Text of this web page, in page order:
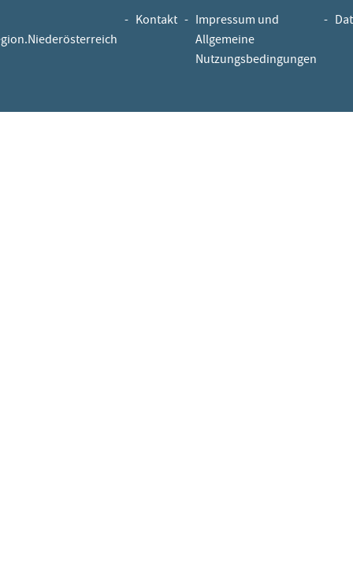
- Kontakt - Impressum und
Allgemeine
Nutzungsbedingungen
-